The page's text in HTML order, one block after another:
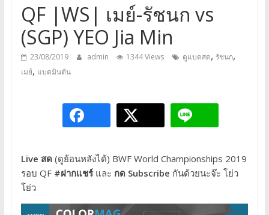
QF |WS| เมย์-รัชนก vs
(SGP) YEO Jia Min
23/08/2019 admin 1344 Views ดูแบดสด, รัชนก,
เมย์, แบดมินตัน
Live สด(ดูย้อนหลังได้) BWF World Championships 2019
รอบ QF #ฝากแชร์ และ กด Subscribe กันด้วยนะจ๊ะ โย่ว
โย่ว